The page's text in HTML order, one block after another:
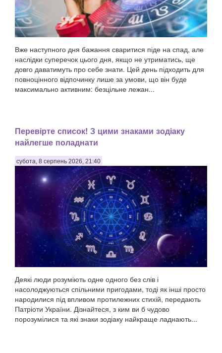
Вже наступного дня бажання сваритися піде на спад, але
наслідки суперечок цього дня, якщо не утриматись, ще
довго даватимуть про себе знати. Цей день підходить для
повноцінного відпочинку лише за умови, що він буде
максимально активним: безцільне лежан...
Перевірте список! З цими знаками зодіаку
найлегше поладнати
субота, 8 серпень 2026, 21:40
Деякі люди розуміють одне одного без слів і
насолоджуються спільними пригодами, тоді як інші просто
народилися під впливом протилежних стихій, передають
Патріоти України. Дізнайтеся, з ким ви б чудово
порозумілися та які знаки зодіаку найкраще ладнають...